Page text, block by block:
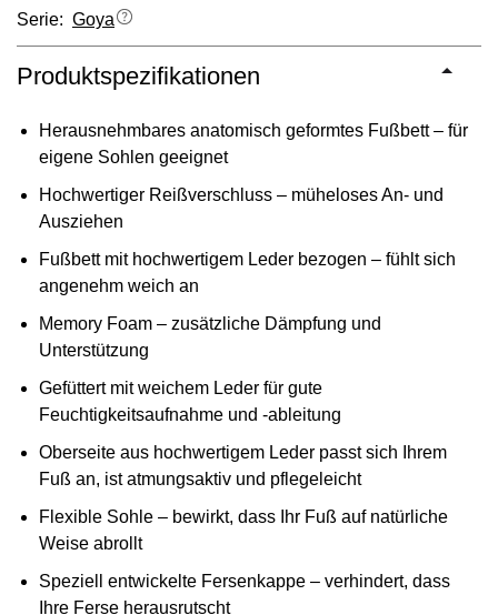
Serie: Goya
Produktspezifikationen
Herausnehmbares anatomisch geformtes Fußbett – für
eigene Sohlen geeignet
Hochwertiger Reißverschluss – müheloses An- und
Ausziehen
Fußbett mit hochwertigem Leder bezogen – fühlt sich
angenehm weich an
Memory Foam – zusätzliche Dämpfung und
Unterstützung
Gefüttert mit weichem Leder für gute
Feuchtigkeitsaufnahme und -ableitung
Oberseite aus hochwertigem Leder passt sich Ihrem
Fuß an, ist atmungsaktiv und pflegeleicht
Flexible Sohle – bewirkt, dass Ihr Fuß auf natürliche
Weise abrollt
Speziell entwickelte Fersenkappe – verhindert, dass
Ihre Ferse herausrutscht